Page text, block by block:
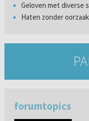
Geloven met diverse
Haten zonder
forumtopics